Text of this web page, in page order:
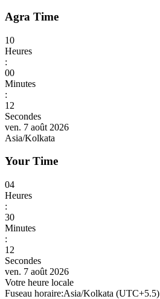
Agra Time
10
Heures
:
00
Minutes
:
14
Secondes
ven. 7 août 2026
Asia/Kolkata
Your Time
04
Heures
:
30
Minutes
:
14
Secondes
ven. 7 août 2026
Votre heure locale
Fuseau horaire:Asia/Kolkata (UTC+5.5)